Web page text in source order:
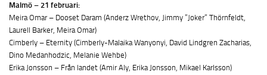
Malmö – 21 februari:
Meira Omar – Dooset Daram (Anderz Wrethov, Jimmy ”Joker” Thörnfeldt,
Laurell Barker, Meira Omar)
Cimberly – Eternity (Cimberly-Malaika Wanyonyi, David Lindgren Zacharias,
Dino Medanhodzic, Melanie Wehbe)
Erika Jonsson – Från landet (Amir Aly, Erika Jonsson, Mikael Karlsson)